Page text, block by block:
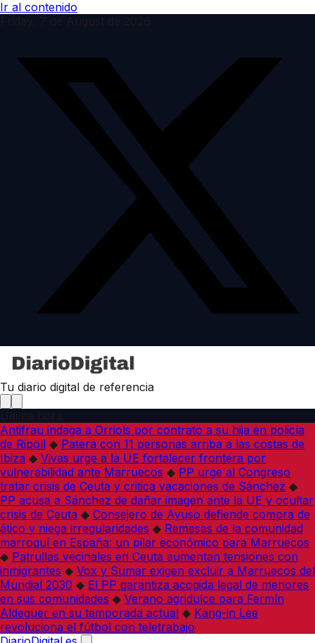
Ir al contenido
Tu diario digital de referencia
Antifrau indaga a Orriols por contrato a su hija en policía
de Ripoll ◆ Patera con 11 personas arriba a las costas de
Ibiza ◆ Vivas urge a la UE fortalecer frontera por
vulnerabilidad ante Marruecos ◆ PP urge al Congreso
tratar crisis de Ceuta y critica vacaciones de Sánchez ◆
PP acusa a Sánchez de dañar imagen ante la UE y ocultar
crisis de Ceuta ◆ Consejero de Ayuso defiende compra de
ático y niega irregularidades ◆ Remesas de la comunidad
marroquí en España: un pilar económico para Marruecos
◆ Patrullas vecinales en Ceuta aumentan tensiones con
inmigrantes ◆ Vox y Sumar exigen excluir a Marruecos del
Mundial 2030 ◆ El PP garantiza acogida legal de menores
en sus comunidades ◆ Verano agridulce para Fermín
Aldeguer en su temporada actual ◆ Kang-in Lee
revoluciona el fútbol con teletrabajo